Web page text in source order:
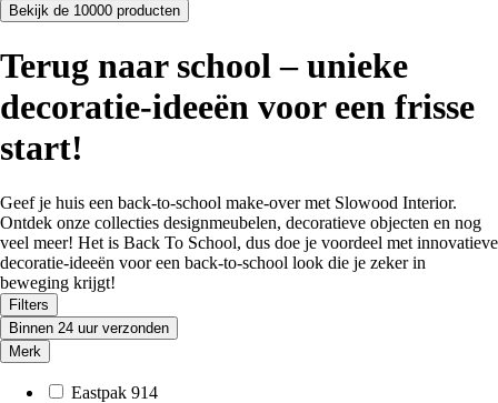
Bekijk de 10000 producten
Terug naar school – unieke
decoratie-ideeën voor een frisse
start!
Geef je huis een back-to-school make-over met Slowood Interior.
Ontdek onze collecties designmeubelen, decoratieve objecten en nog
veel meer! Het is Back To School, dus doe je voordeel met innovatieve
decoratie-ideeën voor een back-to-school look die je zeker in
beweging krijgt!
Filters
Binnen 24 uur verzonden
Merk
Eastpak 914